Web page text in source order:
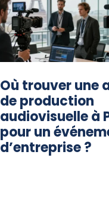
Où trouver une
de production
audiovisuelle à
pour un
d’entreprise ?